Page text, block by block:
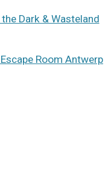
Dark & Wasteland
Room Antwerp